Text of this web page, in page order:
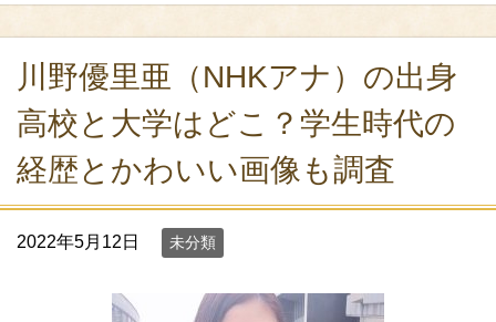
川野優里亜（NHKアナ）の出身
高校と大学はどこ？学生時代の
経歴とかわいい画像も調査
2022年5月12日 未分類